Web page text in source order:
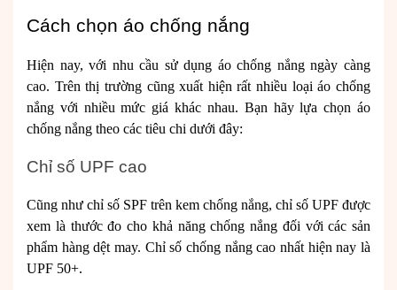
Cách chọn áo chống nắng
Hiện nay, với nhu cầu sử dụng áo chống nắng ngày càng
cao. Trên thị trường cũng xuất hiện rất nhiều loại áo chống
nắng với nhiều mức giá khác nhau. Bạn hãy lựa chọn áo
chống nắng theo các tiêu chi dưới đây:
Chỉ số UPF cao
Cũng như chỉ số SPF trên kem chống nắng, chỉ số UPF được
xem là thước đo cho khả năng chống nắng đối với các sản
phẩm hàng dệt may. Chỉ số chống nắng cao nhất hiện nay là
UPF 50+.